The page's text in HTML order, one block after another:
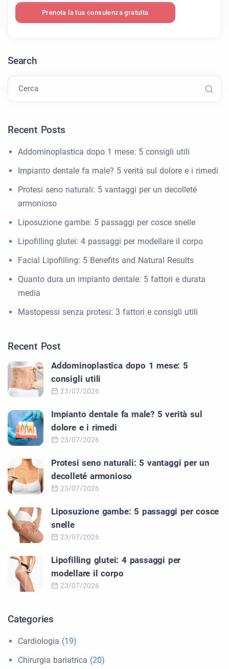
Prenota la tua consulenza gratuita
Search
Cerca
Recent Posts
Addominoplastica dopo 1 mese: 5 consigli utili
Impianto dentale fa male? 5 verità sul dolore e i rimedi
Protesi seno naturali: 5 vantaggi per un decolleté
armonioso
Liposuzione gambe: 5 passaggi per cosce snelle
Lipofilling glutei: 4 passaggi per modellare il corpo
Facial Lipofilling: 5 Benefits and Natural Results
Quanto dura un impianto dentale: 5 fattori e durata
media
Mastopessi senza protesi: 3 fattori e consigli utili
Recent Post
Addominoplastica dopo 1 mese: 5
consigli utili
23/07/2026
Impianto dentale fa male? 5 verità sul
dolore e i rimedi
23/07/2026
Protesi seno naturali: 5 vantaggi per un
decolleté armonioso
23/07/2026
Liposuzione gambe: 5 passaggi per cosce
snelle
23/07/2026
Lipofilling glutei: 4 passaggi per
modellare il corpo
23/07/2026
Categories
Cardiologia (19)
Chirurgia bariatrica (20)